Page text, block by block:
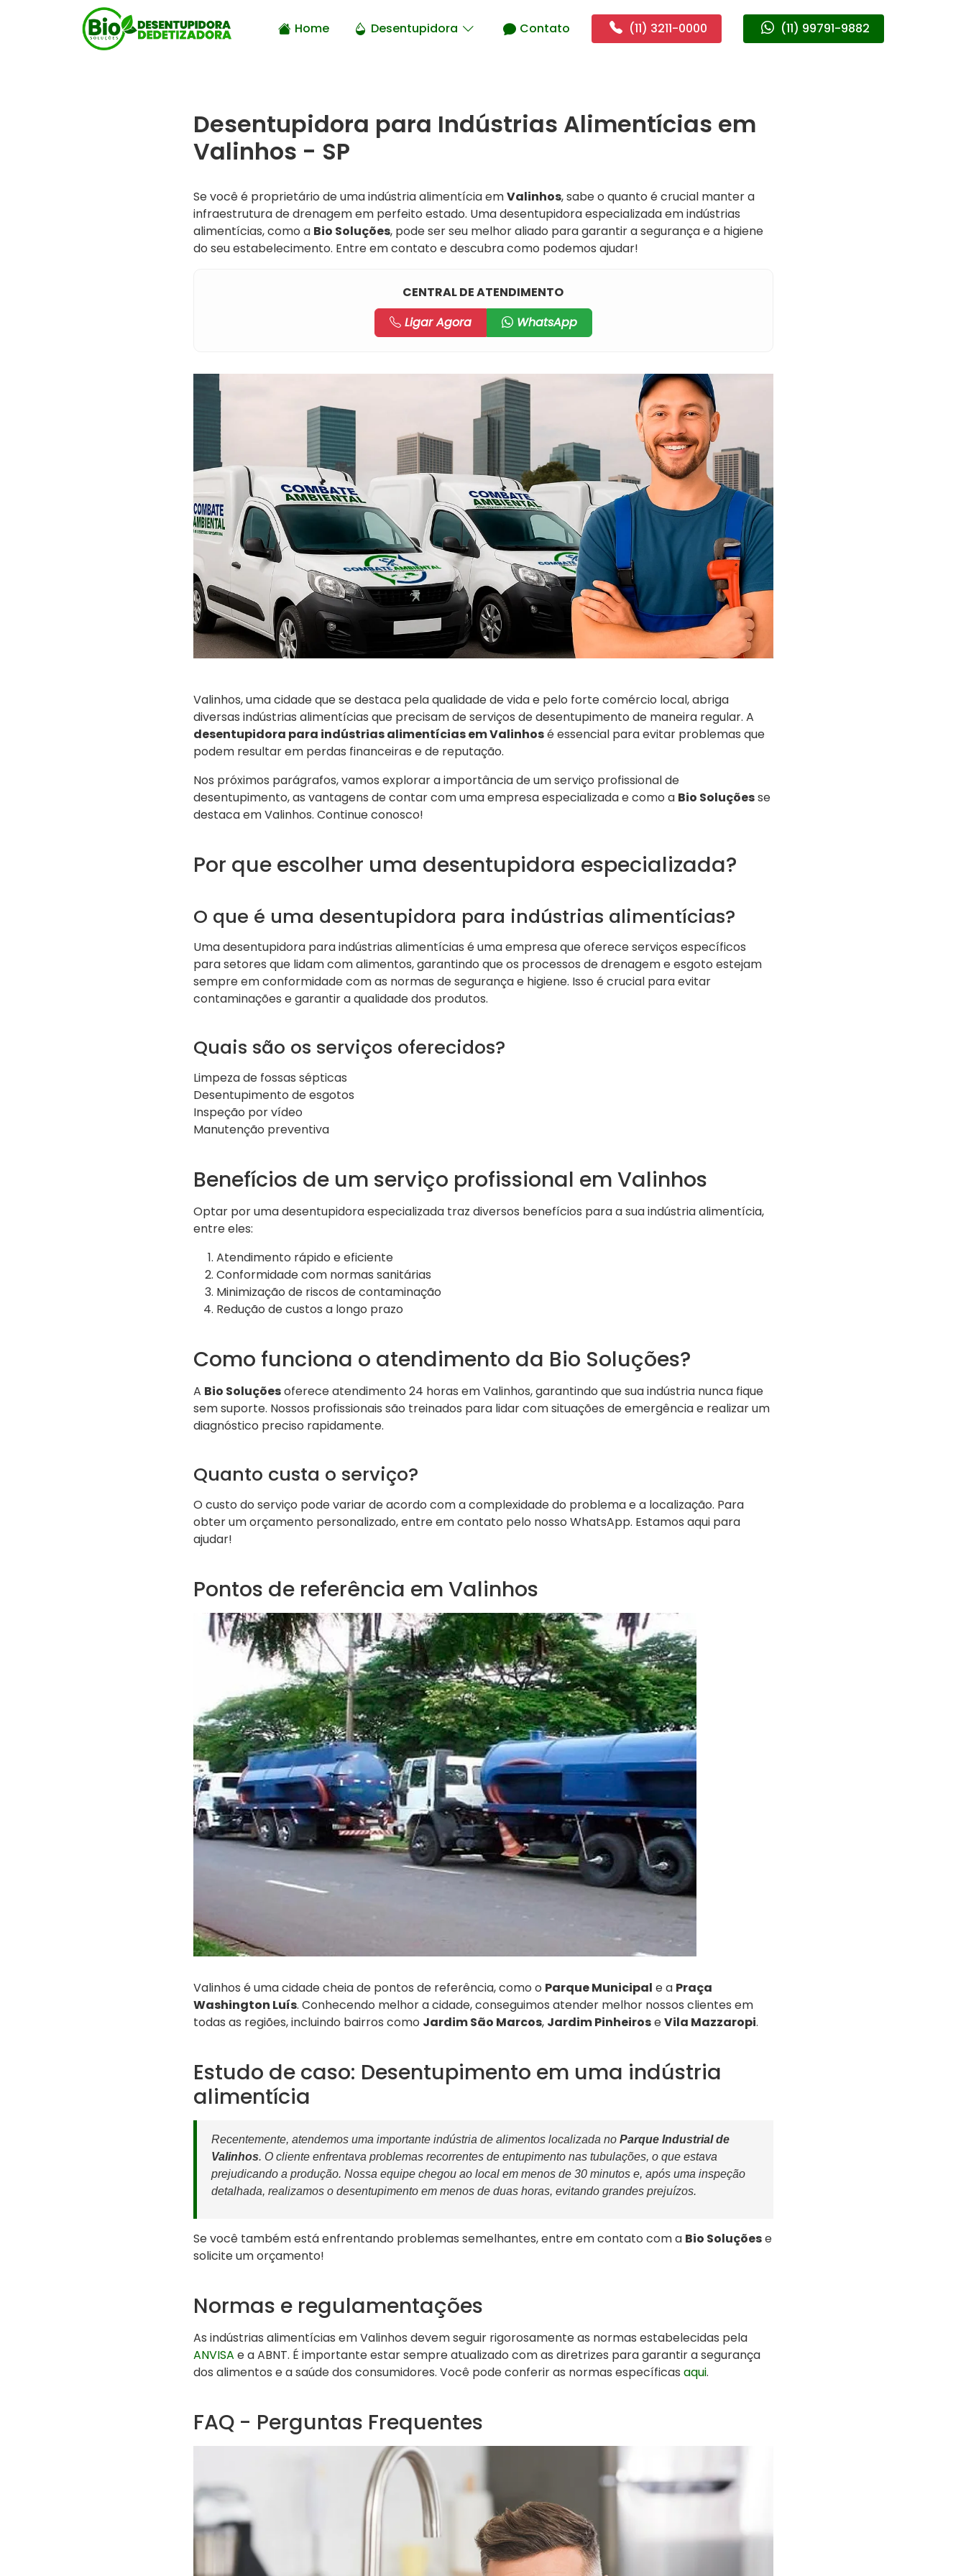
Home Desentupidora Contato (11) 3211-0000 (11) 99791-9882
Desentupidora para Indústrias Alimentícias em
Valinhos - SP
Se você é proprietário de uma indústria alimentícia emValinhos, sabe o quanto é crucial manter a
infraestrutura de drenagem em perfeito estado. Uma desentupidora especializada em indústrias
alimentícias, como a Bio Soluções, pode ser seu melhor aliado para garantir a segurança e a higiene
do seu estabelecimento. Entre em contato e descubra como podemos ajudar!
CENTRAL DE ATENDIMENTO
Ligar Agora
WhatsApp
Valinhos, uma cidade que se destaca pela qualidade de vida e pelo forte comércio local, abriga
diversas indústrias alimentícias que precisam de serviços de desentupimento de maneira regular. A
desentupidora para indústrias alimentícias em Valinhosé essencial para evitar problemas que
podem resultar em perdas financeiras e de reputação.
Nos próximos parágrafos, vamos explorar a importância de um serviço profissional de
desentupimento, as vantagens de contar com uma empresa especializada e como a Bio Soluçõesse
destaca em Valinhos. Continue conosco!
Por que escolher uma desentupidora especializada?
O que é uma desentupidora para indústrias alimentícias?
Uma desentupidora para indústrias alimentícias é uma empresa que oferece serviços específicos
para setores que lidam com alimentos, garantindo que os processos de drenagem e esgoto estejam
sempre em conformidade com as normas de segurança e higiene. Isso é crucial para evitar
contaminações e garantir a qualidade dos produtos.
Quais são os serviços oferecidos?
Limpeza de fossas sépticas
Desentupimento de esgotos
Inspeção por vídeo
Manutenção preventiva
Benefícios de um serviço profissional em Valinhos
Optar por uma desentupidora especializada traz diversos benefícios para a sua indústria alimentícia,
entre eles:
Atendimento rápido e eficiente
Conformidade com normas sanitárias
Minimização de riscos de contaminação
Redução de custos a longo prazo
Como funciona o atendimento da Bio Soluções?
A Bio Soluçõesoferece atendimento 24 horas em Valinhos, garantindo que sua indústria nunca fique
sem suporte. Nossos profissionais são treinados para lidar com situações de emergência e realizar um
diagnóstico preciso rapidamente.
Quanto custa o serviço?
O custo do serviço pode variar de acordo com a complexidade do problema e a localização. Para
obter um orçamento personalizado, entre em contato pelo nosso WhatsApp. Estamos aqui para
ajudar!
Pontos de referência em Valinhos
Valinhos é uma cidade cheia de pontos de referência, como o Parque Municipal e a Praça
Washington Luís. Conhecendo melhor a cidade, conseguimos atender melhor nossos clientes em
todas as regiões, incluindo bairros como Jardim São Marcos, Jardim PinheiroseVila Mazzaropi.
Estudo de caso: Desentupimento em uma indústria
alimentícia
Recentemente, atendemos uma importante indústria de alimentos localizada no Parque Industrial de
Valinhos. O cliente enfrentava problemas recorrentes de entupimento nas tubulações, o que estava
prejudicando a produção. Nossa equipe chegou ao local em menos de 30 minutos e, após uma inspeção
detalhada, realizamos o desentupimento em menos de duas horas, evitando grandes prejuízos.
Se você também está enfrentando problemas semelhantes, entre em contato com a Bio Soluçõese
solicite um orçamento!
Normas e regulamentações
As indústrias alimentícias em Valinhos devem seguir rigorosamente as normas estabelecidas pela
ANVISA e a ABNT. É importante estar sempre atualizado com as diretrizes para garantir a segurança
dos alimentos e a saúde dos consumidores. Você pode conferir as normas específicas aqui.
FAQ - Perguntas Frequentes